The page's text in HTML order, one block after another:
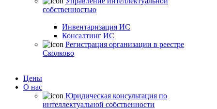
собственностью
Инвентаризация ИС
Консалтинг ИС
Регистрация организации в реестре
Сколково
Цены
О нас
Юридическая консультация по
интеллектуальной собственности